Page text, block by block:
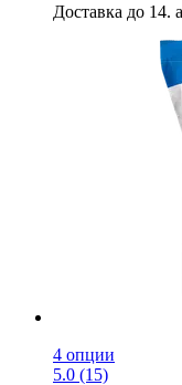
Доставка до 14.
4 опции
5.0 (15)